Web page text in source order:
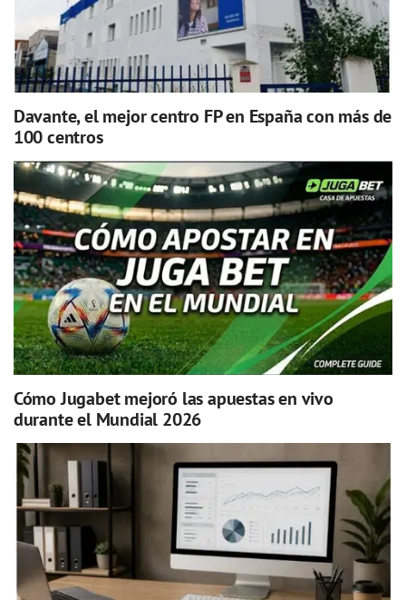
Davante, el mejor centro FP en España con más de
100 centros
Cómo Jugabet mejoró las apuestas en vivo
durante el Mundial 2026